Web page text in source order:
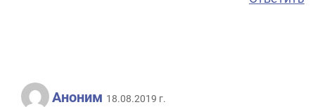
Аноним 18.08.2019 г.